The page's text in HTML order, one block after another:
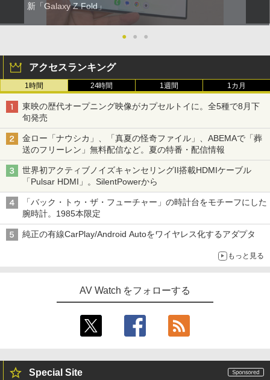
新「Galaxy Z Fold」
● ● ●
アクセスランキング
1時間 24時間 1週間 1カ月
東映の歴代オープニング映像がカプセルトイに。全5種で8月下
旬発売
金ロー「ナウシカ」、「真夏の怪奇ファイル」、ABEMAで「葬
送のフリーレン」無料配信など。夏の特番・配信情報
世界初アクティブノイズキャンセリングII搭載HDMIケーブル
「Pulsar HDMI」。SilentPowerから
「バック・トゥ・ザ・フューチャー」の時計台をモチーフにした
腕時計。1985本限定
純正の有線CarPlay/Android Autoをワイヤレス化するアダプタ
もっと見る
AV Watch をフォローする
Special Site